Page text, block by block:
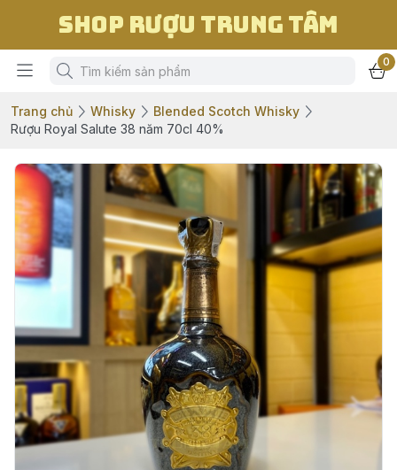
Shop Rượu Trung Tâm
0
Trang chủ Whisky
Blended Scotch Whisky
Rượu Royal Salute 38 năm 70cl 40%